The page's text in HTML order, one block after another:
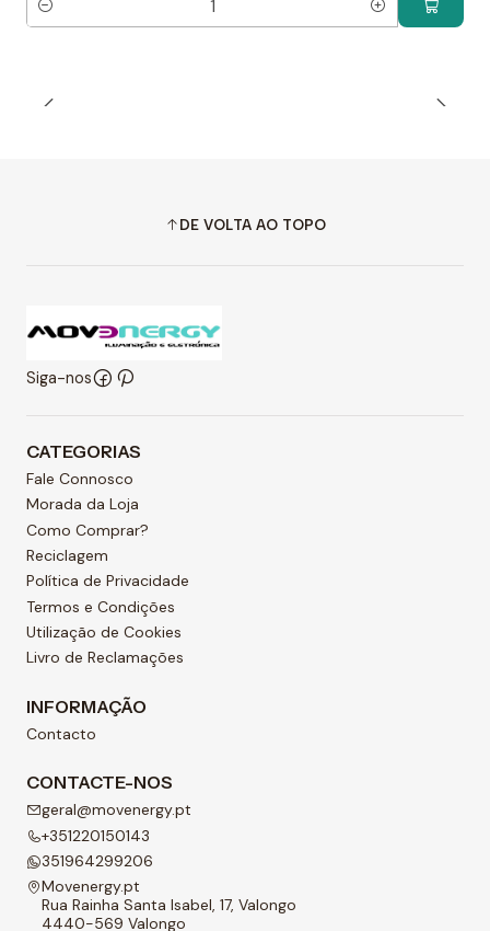
Quantidade
DE VOLTA AO TOPO
Siga-nos
CATEGORIAS
Fale Connosco
Morada da Loja
Como Comprar?
Reciclagem
Política de Privacidade
Termos e Condições
Utilização de Cookies
Livro de Reclamações
INFORMAÇÃO
Contacto
CONTACTE-NOS
geral@movenergy.pt
+351220150143
351964299206
Movenergy.pt
Rua Rainha Santa Isabel, 17, Valongo
4440-569 Valongo